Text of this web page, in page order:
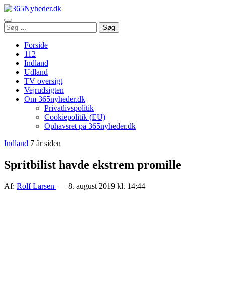
Åbn
menu
Søg
efter:
Søg
Forside
112
Indland
Udland
TV oversigt
Vejrudsigten
Om 365nyheder.dk
Privatlivspolitik
Cookiepolitik (EU)
Ophavsret på 365nyheder.dk
Indland 7 år siden
Spritbilist havde ekstrem promille
Af: Rolf Larsen — 8. august 2019 kl. 14:44